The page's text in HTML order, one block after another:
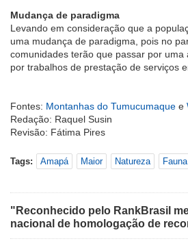
Mudança de paradigma
Levando em consideração que a
uma mudança de paradigma, pois no
comunidades terão que passar por
por trabalhos de prestação de serviços
Fontes: Montanhas do Tumucumaque e
Redação: Raquel Susin
Revisão: Fátima Pires
Tags: Amapá Maior Natureza Fauna
"Reconhecido pelo RankBrasil
nacional de homologação de